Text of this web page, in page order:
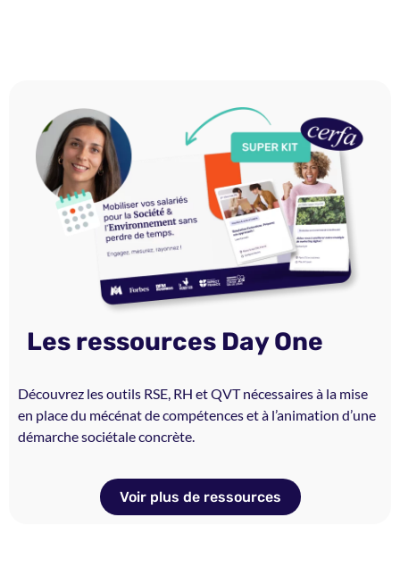
Les ressources Day One
Découvrez les outils RSE, RH et QVT nécessaires à la mise
en place du mécénat de compétences et à l’animation d’une
démarche sociétale concrète.
Voir plus de ressources